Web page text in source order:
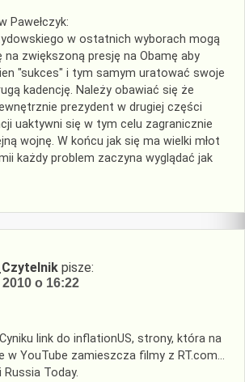
Pawełczyk:
w ostatnich wyborach mogą
na zwiększoną presję na Obamę aby
"sukces" i tym samym uratować swoje
kadencję. Należy obawiać się że
prezydent w drugiej części
uaktywni się w tym celu zagranicznie
wojnę. W końcu jak się ma wielki młot
każdy problem zaczyna wyglądać jak
pisze:
o 16:22
link do inflationUS, strony, która na
w YouTube zamieszcza filmy z RT.com…
Today.